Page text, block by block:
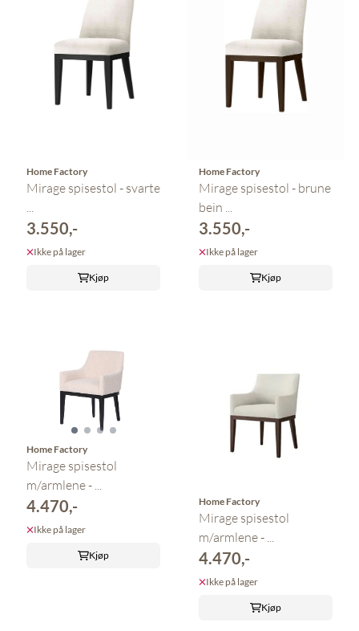
Home Factory
Mirage spisestol - svarte
3.550,-
Ikke på lager
Kjøp
Home Factory
Mirage spisestol - brune
bein ...
3.550,-
Ikke på lager
Kjøp
Home Factory
Mirage spisestol
m/armlene - ...
4.470,-
Ikke på lager
Kjøp
Home Factory
Mirage spisestol
m/armlene - ...
4.470,-
Ikke på lager
Kjøp